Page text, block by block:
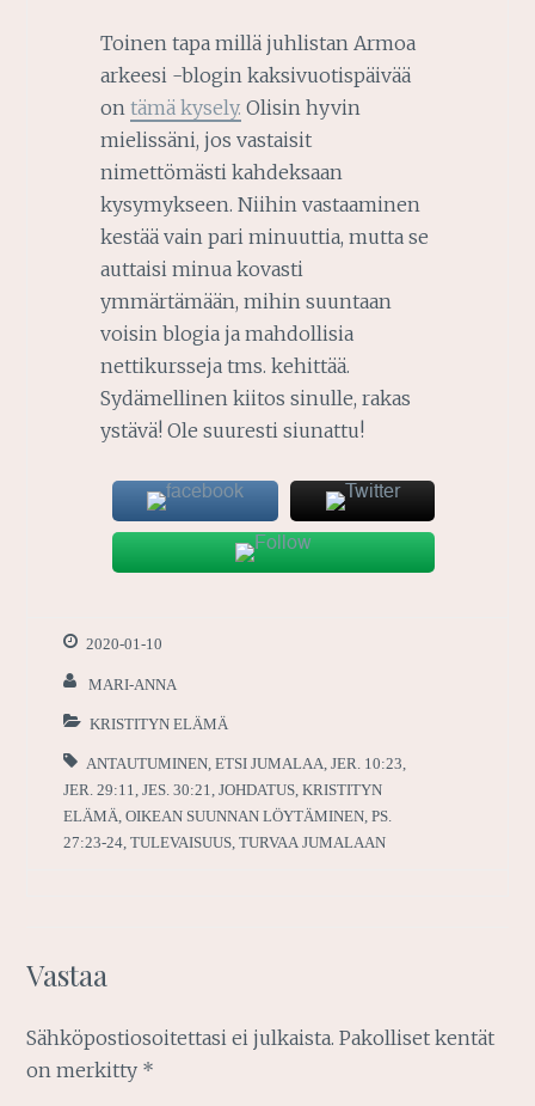
Toinen tapa millä juhlistan Armoa
arkeesi -blogin kaksivuotispäivää
on tämä kysely. Olisin hyvin
mielissäni, jos vastaisit
nimettömästi kahdeksaan
kysymykseen. Niihin vastaaminen
kestää vain pari minuuttia, mutta se
auttaisi minua kovasti
ymmärtämään, mihin suuntaan
voisin blogia ja mahdollisia
nettikursseja tms. kehittää.
Sydämellinen kiitos sinulle, rakas
ystävä! Ole suuresti siunattu!
2020-01-10
MARI-ANNA
KRISTITYN ELÄMÄ
ANTAUTUMINEN ,ETSI JUMALAA ,JER. 10:23
JER. 29:11
,JES. 30:21 ,JOHDATUS ,KRISTITYN
ELÄMÄ ,OIKEAN SUUNNAN LÖYTÄMINEN ,PS.
27:23-24 ,TULEVAISUUS ,TURVAA JUMALAAN
Vastaa
Sähköpostiosoitettasi ei julkaista. Pakolliset kentät
on merkitty *